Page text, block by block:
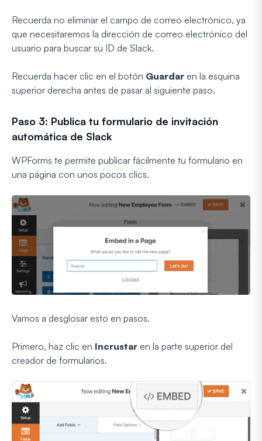
Recuerda no eliminar el campo de correo electrónico, ya
que necesitaremos la dirección de correo electrónico del
usuario para buscar su ID de Slack.
Recuerda hacer clic en el botón Guardar en la esquina
superior derecha antes de pasar al siguiente paso.
Paso 3: Publica tu formulario de invitación
automática de Slack
WPForms te permite publicar fácilmente tu formulario en
una página con unos pocos clics.
Vamos a desglosar esto en pasos.
Primero, haz clic en Incrustar en la parte superior del
creador de formularios.